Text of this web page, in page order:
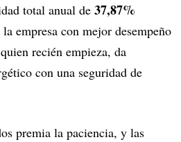
total anual de 37,87%
empresa con mejor desempeño
recién empieza, da
con una seguridad de
premia la paciencia, y las